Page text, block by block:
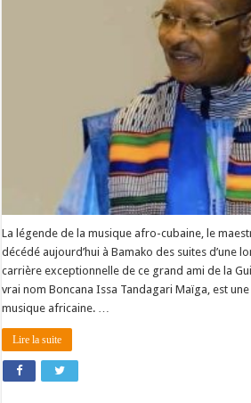
La légende de la musique afro-cubaine, le
décédé aujourd’hui à Bamako des suites d’une
carrière exceptionnelle de ce grand ami de la
vrai nom Boncana Issa Tandagari Maïga, est
musique africaine. …
Lire la suite